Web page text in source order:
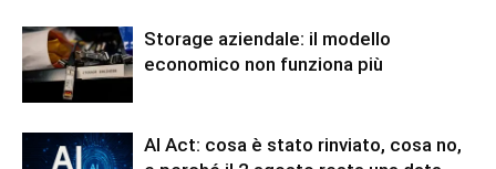
Storage aziendale: il modello
economico non funziona più
AI Act: cosa è stato rinviato, cosa no,